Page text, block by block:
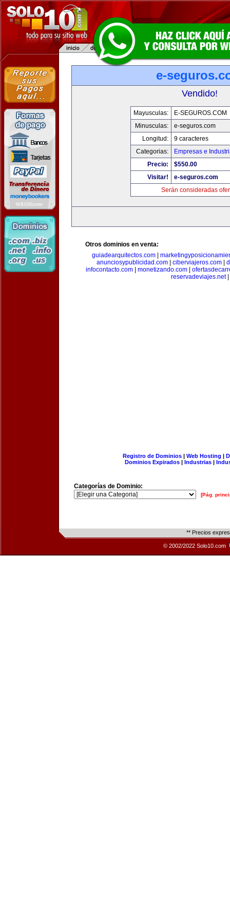
e-
Vendido!
Mayusculas:
E-SEGUROS.COM
Minusculas:
e-seguros.com
Longitud:
9 caracteres
Categorias:
Empresas e
Precio:
$550.00
Visitar!
e-seguros.com
Serán consideradas
Otros dominios en venta:
guiadearquitectos.com
anunciosypublicidad.com| ciberviajeros.com|
infocontacto.com
monetizando.com
reservadeviajes.net|
Registro de Dominios| Web Hosting |
Dominios Expirados | Industrias |
Categorías de Dominio:
[Pág.
** Precios
© 2002/2022 Solo10.com